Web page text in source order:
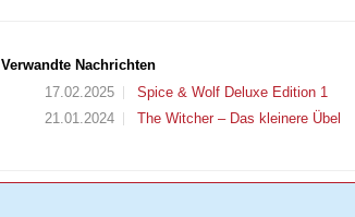
Verwandte Nachrichten
17.02.2025
Spice & Wolf Deluxe Edition 1
21.01.2024
The Witcher – Das kleinere Übel